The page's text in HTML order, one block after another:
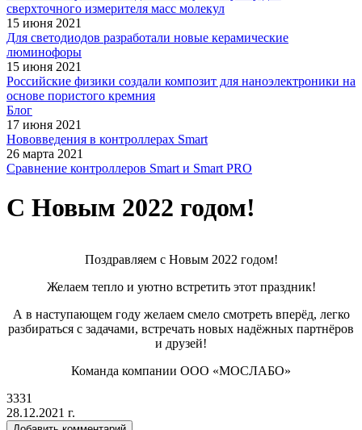
сверхточного измерителя масс молекул
15 июня 2021
Для светодиодов разработали новые керамические
люминофоры
15 июня 2021
Российские физики создали композит для наноэлектроники на
основе пористого кремния
Блог
17 июня 2021
Нововведения в контроллерах Smart
26 марта 2021
Сравнение контроллеров Smart и Smart PRO
С Новым 2022 годом!
Поздравляем с Новым 2022 годом!
Желаем тепло и уютно встретить этот праздник!
А в наступающем году желаем смело смотреть вперёд, легко
разбираться с задачами, встречать новых надёжных партнёров
и друзей!
Команда компании ООО «МОСЛАБО»
3331
28.12.2021 г.